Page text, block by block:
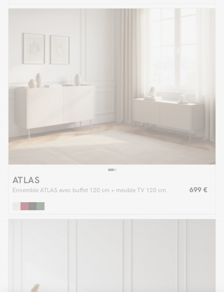
ATLAS
Ensemble ATLAS avec buffet 120 cm + meuble TV 120 cm 699 €